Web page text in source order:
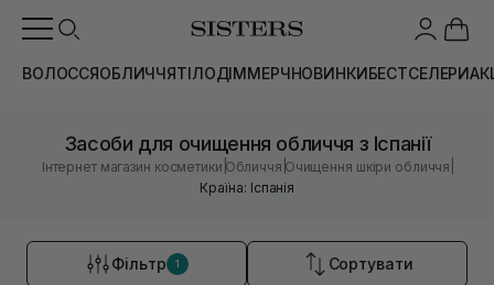
ВОЛОССЯОБЛИЧЧЯТІЛОДІММЕРЧНОВИНКИБЕСТСЕЛЕРИ
Засоби для очищення обличчя з Іспанії
Інтернет магазин косметики |Обличчя |Очищення шкіри обличчя
Країна: Іспанія
Фільтр 1 Сортувати